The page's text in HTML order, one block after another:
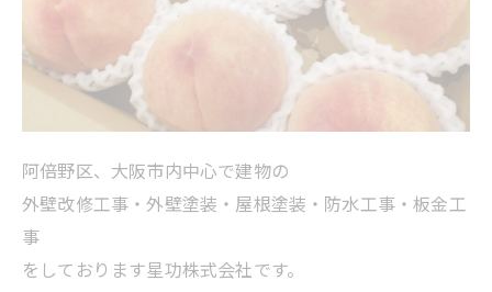
阿倍野区、大阪市内中心で建物の
外壁改修工事・外壁塗装・屋根塗装・防水工事・板金工
事
をしております星功株式会社です。